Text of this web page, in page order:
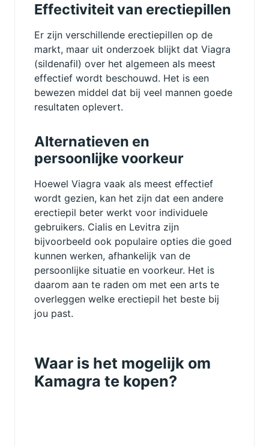
Effectiviteit van erectiepillen
Er zijn verschillende erectiepillen op de
markt, maar uit onderzoek blijkt dat Viagra
(sildenafil) over het algemeen als meest
effectief wordt beschouwd. Het is een
bewezen middel dat bij veel mannen goede
resultaten oplevert.
Alternatieven en
persoonlijke voorkeur
Hoewel Viagra vaak als meest effectief
wordt gezien, kan het zijn dat een andere
erectiepil beter werkt voor individuele
gebruikers. Cialis en Levitra zijn
bijvoorbeeld ook populaire opties die goed
kunnen werken, afhankelijk van de
persoonlijke situatie en voorkeur. Het is
daarom aan te raden om met een arts te
overleggen welke erectiepil het beste bij
jou past.
Waar is het mogelijk om
Kamagra te kopen?